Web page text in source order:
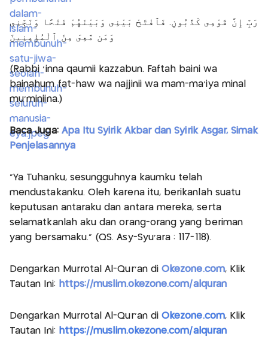
رَبِّ إِنَّ قَوْمِى كَذَّبُونِ. فَٱفْتَحْ بَيْنِى وَبَيْنَهُمْ فَتْحًا وَنَجِّنِى
وَمَن مَّعِىَ مِنَ ٱلْمُؤْمِنِينَ
(Rabbi 'inna qaumii kazzabun. Faftah baini wa
bainahum fat-haw wa najjinii wa mam-ma'iya minal
mu'miniina.)
Baca Juga: Apa Itu Syirik Akbar dan Syirik Asgar, Simak
Penjelasannya
"Ya Tuhanku, sesungguhnya kaumku telah
mendustakanku. Oleh karena itu, berikanlah suatu
keputusan antaraku dan antara mereka, serta
selamatkanlah aku dan orang-orang yang beriman
yang bersamaku." (QS. Asy-Syu'ara : 117-118).
Dengarkan Murrotal Al-Qur'an diOkezone.com, Klik
Tautan Ini: https://muslim.okezone.com/alquran
Dengarkan Murrotal Al-Qur'an diOkezone.com, Klik
Tautan Ini: https://muslim.okezone.com/alquran